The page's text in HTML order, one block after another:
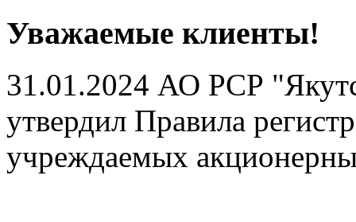
Уважаемые клиенты!
31.01.2024 АО РСР
утвердил Правила
учреждаемых